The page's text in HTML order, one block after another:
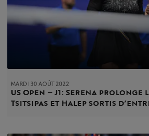
MARDI 30 AOÛT 2022
US Open – J1 : Serena prolonge
Tsitsipas et Halep sortis